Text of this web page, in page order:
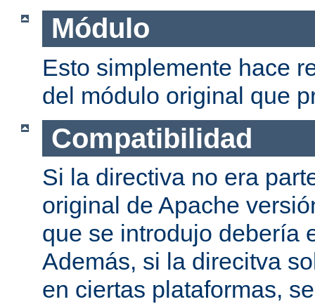
Módulo
Esto simplemente hace
del módulo original que
Compatibilidad
Si la directiva no era
original de Apache
que se introdujo debería
Además, si la direcitva
en ciertas plataformas,